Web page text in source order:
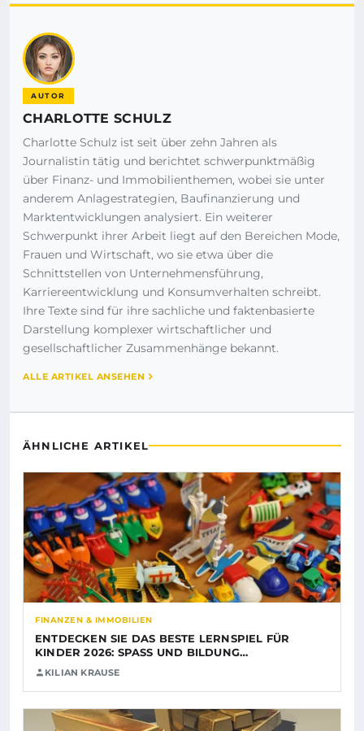
AUTOR
CHARLOTTE SCHULZ
Charlotte Schulz ist seit über zehn Jahren als
Journalistin tätig und berichtet schwerpunktmäßig
über Finanz- und Immobilienthemen, wobei sie unter
anderem Anlagestrategien, Baufinanzierung und
Marktentwicklungen analysiert. Ein weiterer
Schwerpunkt ihrer Arbeit liegt auf den Bereichen Mode,
Frauen und Wirtschaft, wo sie etwa über die
Schnittstellen von Unternehmensführung,
Karriereentwicklung und Konsumverhalten schreibt.
Ihre Texte sind für ihre sachliche und faktenbasierte
Darstellung komplexer wirtschaftlicher und
gesellschaftlicher Zusammenhänge bekannt.
ALLE ARTIKEL ANSEHEN
ÄHNLICHE ARTIKEL
FINANZEN & IMMOBILIEN
ENTDECKEN SIE DAS BESTE LERNSPIEL FÜR
KINDER 2026: SPASS UND BILDUNG…
KILIAN KRAUSE